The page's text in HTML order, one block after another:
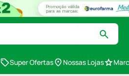
Super Ofertas Nossas Lojas